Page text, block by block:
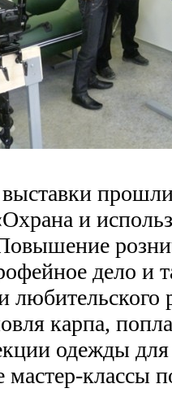
и
дело и
карпа,
одежды
классы